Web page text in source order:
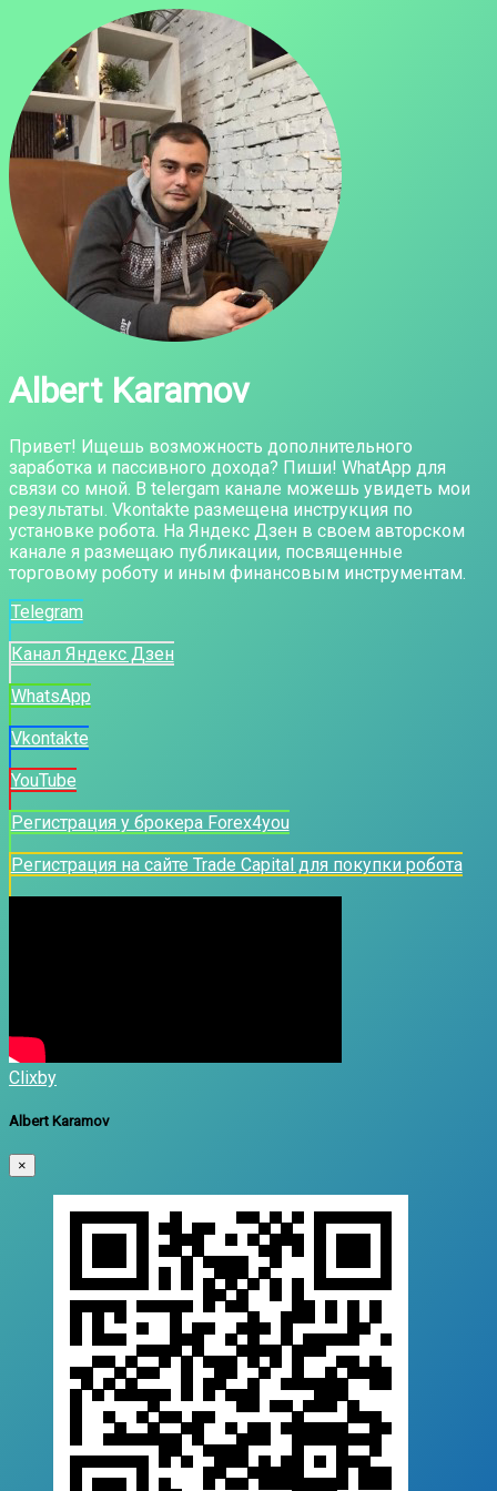
Albert Karamov
Привет! Ищешь возможность дополнительного
заработка и пассивного дохода? Пиши! WhatApp для
связи со мной. В telergam канале можешь увидеть мои
результаты. Vkontakte размещена инструкция по
установке робота. На Яндекс Дзен в своем авторском
канале я размещаю публикации, посвященные
торговому роботу и иным финансовым инструментам.
Telegram
Канал Яндекс Дзен
WhatsApp
Vkontakte
YouTube
Регистрация у брокера Forex4you
Регистрация на сайте Trade Capital для покупки робота
Clixby
Albert Karamov
×